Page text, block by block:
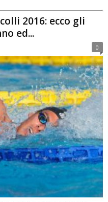
2016: ecco gli
ed...
0